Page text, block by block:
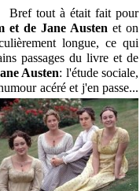
Bref tout à était fait pour
et de Jane Austen et on
longue, ce qui
passages du livre et de
Austen: l'étude sociale,
acéré et j'en passe...